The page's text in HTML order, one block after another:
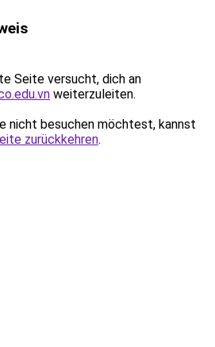
Seite versucht, dich an
weiterzuleiten.
nicht besuchen möchtest, kannst
zurückkehren.